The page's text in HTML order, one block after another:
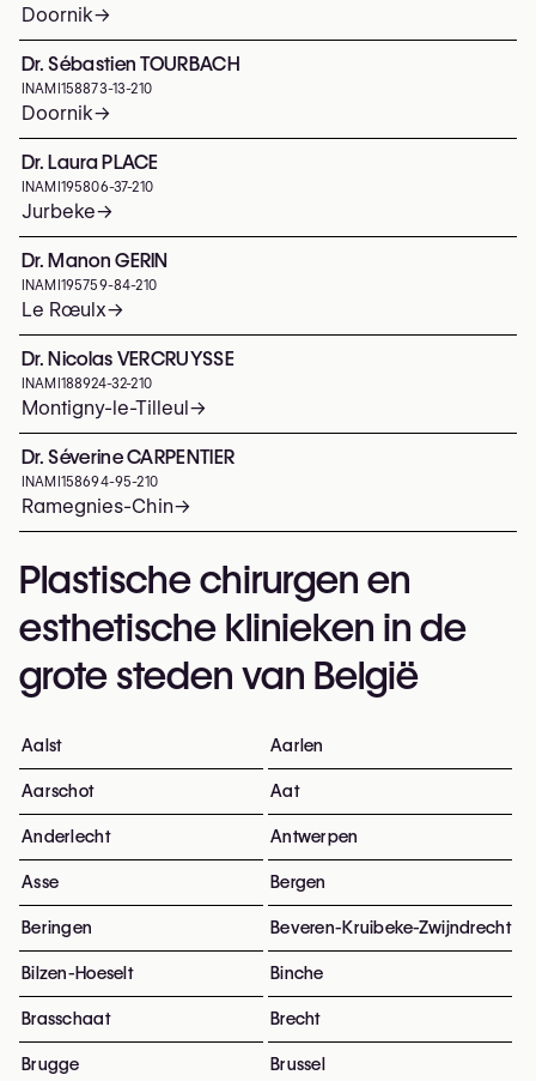
Doornik→
Dr. Sébastien TOURBACH
INAMI 158873-13-210
Doornik→
Dr. Laura PLACE
INAMI 195806-37-210
Jurbeke→
Dr. Manon GERIN
INAMI 195759-84-210
Le Rœulx→
Dr. Nicolas VERCRUYSSE
INAMI 188924-32-210
Montigny-le-Tilleul→
Dr. Séverine CARPENTIER
INAMI 158694-95-210
Ramegnies-Chin→
Plastische chirurgen en
esthetische klinieken in de
grote steden van België
Aalst Aarlen
Aarschot Aat
Anderlecht Antwerpen
Asse Bergen
Beringen Beveren-Kruibeke-Zwijndrecht
Bilzen-Hoeselt Binche
Brasschaat Brecht
Brugge Brussel